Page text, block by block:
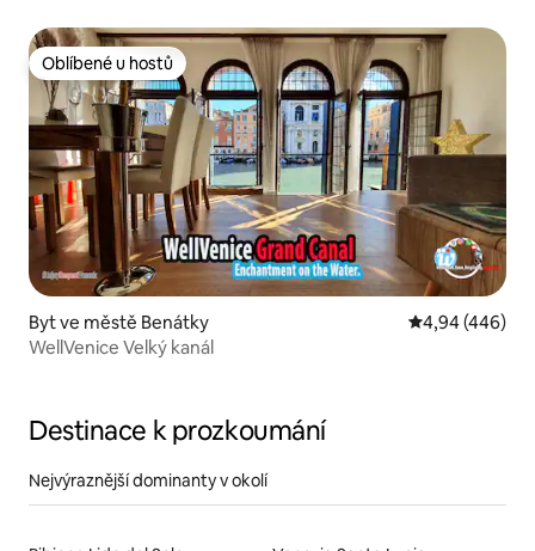
Oblíbené u hostů
Oblíbené u hostů
Byt ve městě Benátky Průměrné
4,94 (446)
WellVenice Velký kanál
Destinace k prozkoumání
Nejvýraznější dominanty v okolí